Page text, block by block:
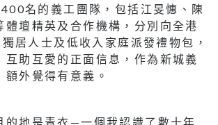
名的義工團隊，包括江旻憓、陳
體壇精英及合作機構，分別向全港
居人士及低收入家庭派發禮物包，
互助互愛的正面信息，作為新城義
額外覺得有意義。
的地是青衣—一個我認識了數十年